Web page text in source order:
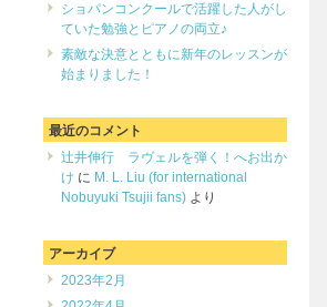
ショパンコンクールで活躍した人がし
ていた勉強とピアノの両立♪
素敵な決意とともに新年のレッスンが
始まりました！
最近のコメント
辻井伸行 ラヴェルを弾く！へお出か
け に M. L. Liu (for international
Nobuyuki Tsujii fans)より
アーカイブ
2023年2月